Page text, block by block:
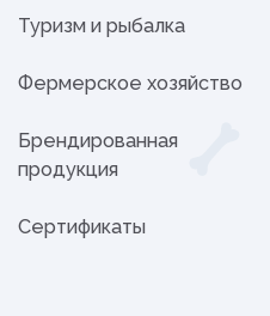
Туризм и рыбалка
Фермерское хозяйство
Брендированная
продукция
Сертификаты